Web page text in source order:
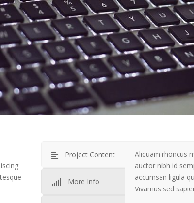
Project Content
More Info
Aliquam rhoncus
auctor nibh id
accumsan ligula
Vivamus sed